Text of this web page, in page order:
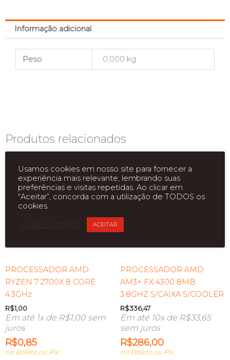
Informação adicional
Peso 0,000 kg
Produtos relacionados
PROCESSADOR AMD
RYZEN 7 2700X 8 CORE
4.3GHz
R$1,00
Em até 1x de R$1,00sem
juros
R$0,85
no Boleto ou Pix
PROCESSADOR AMD
AM3+ FX 4300 8MB
3.8GHZ S/CAIXA S/COOLER
R$336,47
Em até 10x de R$33,65
sem juros
R$286,00
no Boleto ou Pix
Usamos cookies em nosso site para fornecer a
experiência mais relevante, lembrando suas
preferências e visitas repetidas. Ao clicar em
“Aceitar”, concorda com a utilização de TODOS os
cookies.
ACEITAR